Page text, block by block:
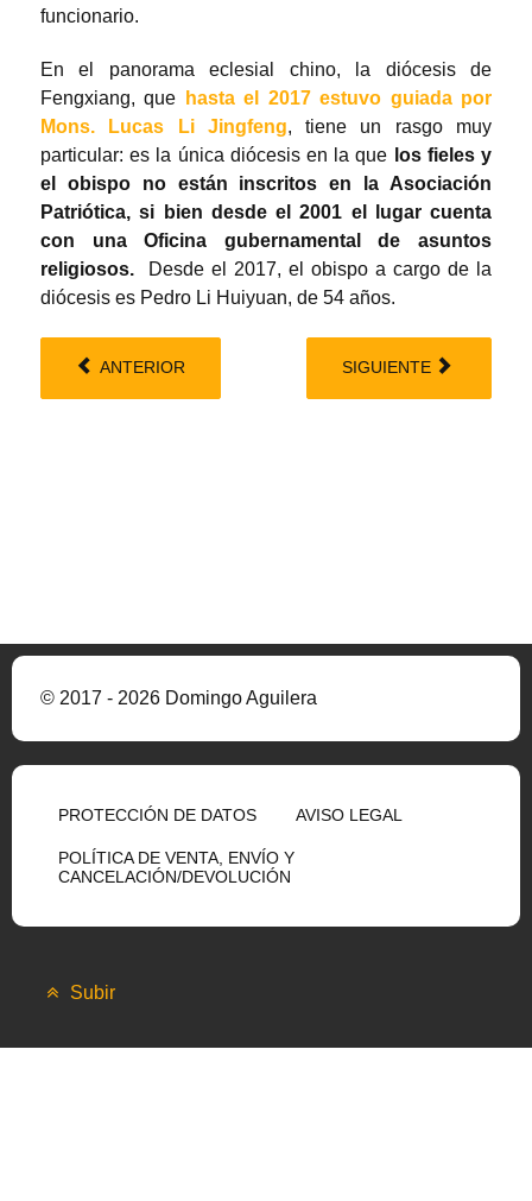
funcionario.
En el panorama eclesial chino, la diócesis de
Fengxiang, que
hasta el 2017 estuvo guiada por
Mons. Lucas Li Jingfeng, tiene un rasgo muy
particular: es la única diócesis en la que los fieles y
el obispo no están inscritos en la Asociación
Patriótica, si bien desde el 2001 el lugar cuenta
con una Oficina gubernamental de asuntos
religiosos. Desde el 2017, el obispo a cargo de la
diócesis es Pedro Li Huiyuan, de 54 años.
ANTERIOR SIGUIENTE
© 2017 - 2026 Domingo Aguilera
PROTECCIÓN DE DATOS AVISO LEGAL
POLÍTICA DE VENTA, ENVÍO Y
CANCELACIÓN/DEVOLUCIÓN
Subir